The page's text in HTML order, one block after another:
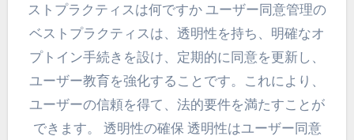
ストプラクティスは何ですか ユーザー同意管理の
ベストプラクティスは、透明性を持ち、明確なオ
プトイン手続きを設け、定期的に同意を更新し、
ユーザー教育を強化することです。これにより、
ユーザーの信頼を得て、法的要件を満たすことが
できます。 透明性の確保 透明性はユーザー同意